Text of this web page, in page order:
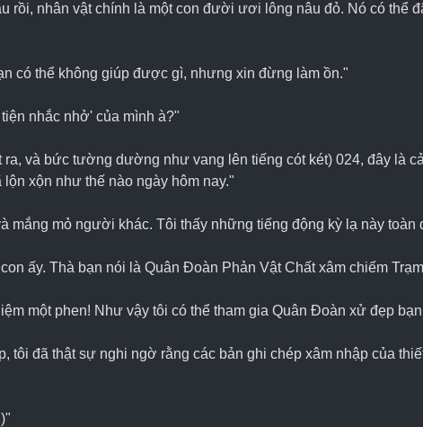
rồi, nhân vật chính là một con đười ươi lông nâu đỏ. Nó có thể
có thể không giúp được gì, nhưng xin đừng làm ồn."
nhắc nhở' của mình à?"
và bức tường dường như vang lên tiếng cót két) 024, đây là
xộn như thế nào ngày hôm nay."
mắng mỏ người khác. Tôi thấy những tiếng động kỳ lạ này toàn
ấy. Thà bạn nói là Quân Đoàn Phản Vật Chất xâm chiếm
một phen! Như vậy tôi có thể tham gia Quân Đoàn xử đẹp
tôi đã thật sự nghi ngờ rằng các bản ghi chép xâm nhập của